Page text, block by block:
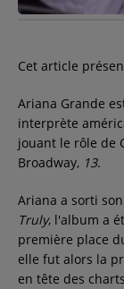
Cet article
Ariana Grande
interprète
jouant le rôle de
Broadway, 13.
Ariana a sorti
Truly, l'album a
première place
elle fut alors la
en tête des